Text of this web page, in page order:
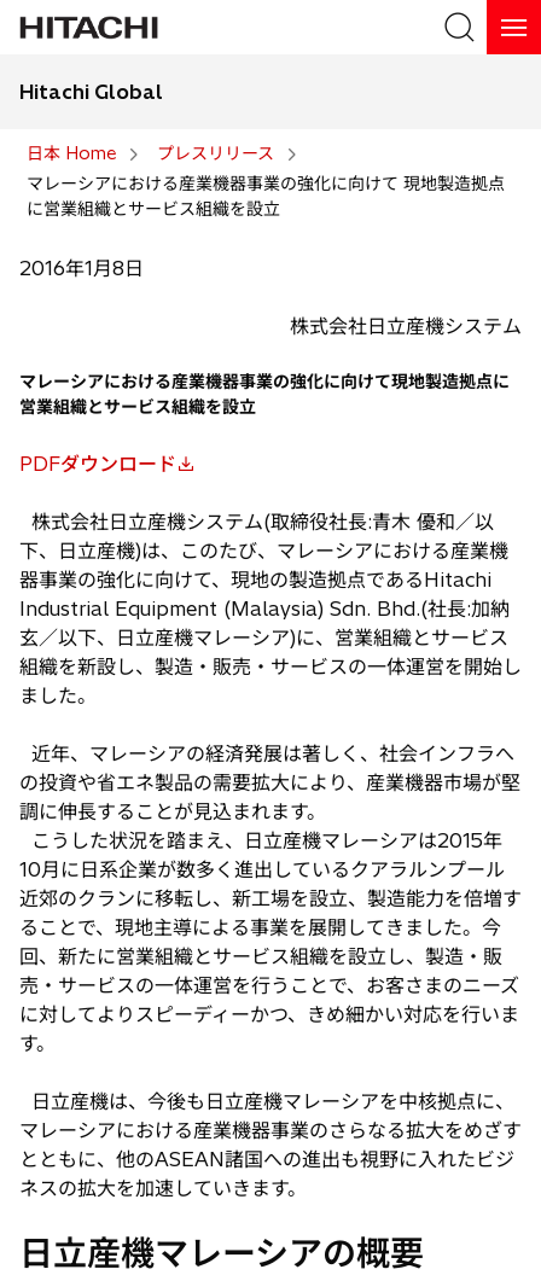
検索
Hitachi Global
日本 Home
プレスリリース
マレーシアにおける産業機器事業の強化に向けて 現地製造拠点
に営業組織とサービス組織を設立
2016年1月8日
株式会社日立産機システム
マレーシアにおける産業機器事業の強化に向けて現地製造拠点に
営業組織とサービス組織を設立
PDFダウンロード
新
い
タ
ブ
で
開
く
株式会社日立産機システム(取締役社長:青木 優和／以
下、日立産機)は、このたび、マレーシアにおける産業機
器事業の強化に向けて、現地の製造拠点であるHitachi
Industrial Equipment (Malaysia) Sdn. Bhd.(社長:加納
玄／以下、日立産機マレーシア)に、営業組織とサービス
組織を新設し、製造・販売・サービスの一体運営を開始し
ました。
近年、マレーシアの経済発展は著しく、社会インフラへ
の投資や省エネ製品の需要拡大により、産業機器市場が堅
調に伸長することが見込まれます。
こうした状況を踏まえ、日立産機マレーシアは2015年
10月に日系企業が数多く進出しているクアラルンプール
近郊のクランに移転し、新工場を設立、製造能力を倍増す
ることで、現地主導による事業を展開してきました。今
回、新たに営業組織とサービス組織を設立し、製造・販
売・サービスの一体運営を行うことで、お客さまのニーズ
に対してよりスピーディーかつ、きめ細かい対応を行いま
す。
日立産機は、今後も日立産機マレーシアを中核拠点に、
マレーシアにおける産業機器事業のさらなる拡大をめざす
とともに、他のASEAN諸国への進出も視野に入れたビジ
ネスの拡大を加速していきます。
日立産機マレーシアの概要